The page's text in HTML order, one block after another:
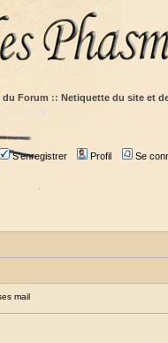
du Forum :: Netiquette du site et
S'enregistrer Profil Se
mail